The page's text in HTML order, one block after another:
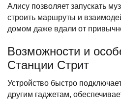
Алису позволяет запускать
строить маршруты и
домом даже вдали от
Возможности и
Станции Стрит
Устройство быстро
другим гаджетам,